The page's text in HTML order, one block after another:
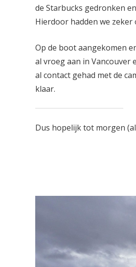
de Starbucks gedronken
Hierdoor hadden we
Op de boot aangekomen
al vroeg aan in Vancouver
al contact gehad met de
klaar.
Dus hopelijk tot morgen